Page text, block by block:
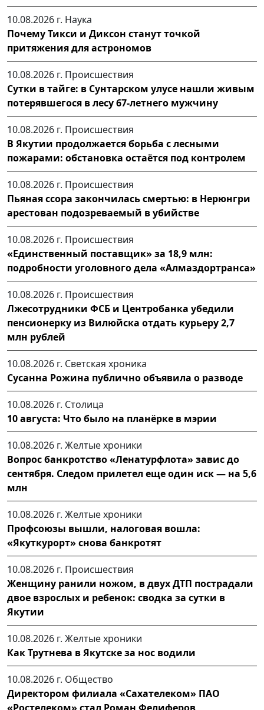
10.08.2026 г. Наука
Почему Тикси и Диксон станут точкой
притяжения для астрономов
10.08.2026 г. Происшествия
Сутки в тайге: в Сунтарском улусе нашли живым
потерявшегося в лесу 67-летнего мужчину
10.08.2026 г. Происшествия
В Якутии продолжается борьба с лесными
пожарами: обстановка остаётся под контролем
10.08.2026 г. Происшествия
Пьяная ссора закончилась смертью: в Нерюнгри
арестован подозреваемый в убийстве
10.08.2026 г. Происшествия
«Единственный поставщик» за 18,9 млн:
подробности уголовного дела «Алмаздортранса»
10.08.2026 г. Происшествия
Лжесотрудники ФСБ и Центробанка убедили
пенсионерку из Вилюйска отдать курьеру 2,7
млн рублей
10.08.2026 г. Светская хроника
Сусанна Рожина публично объявила о разводе
10.08.2026 г. Столица
10 августа: Что было на планёрке в мэрии
10.08.2026 г. Желтые хроники
Вопрос банкротство «Ленатурфлота» завис до
сентября. Следом прилетел еще один иск — на 5,6
млн
10.08.2026 г. Желтые хроники
Профсоюзы вышли, налоговая вошла:
«Якуткурорт» снова банкротят
10.08.2026 г. Происшествия
Женщину ранили ножом, в двух ДТП пострадали
двое взрослых и ребенок: сводка за сутки в
Якутии
10.08.2026 г. Желтые хроники
Как Трутнева в Якутске за нос водили
10.08.2026 г. Общество
Директором филиала «Сахателеком» ПАО